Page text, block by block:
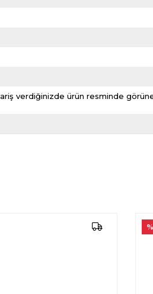
verdiğinizde ürün resminde